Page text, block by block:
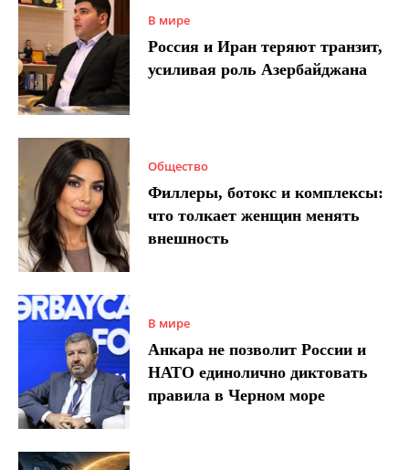
В мире
Россия и Иран теряют транзит,
усиливая роль Азербайджана
Общество
Филлеры, ботокс и комплексы:
что толкает женщин менять
внешность
В мире
Анкара не позволит России и
НАТО единолично диктовать
правила в Черном море